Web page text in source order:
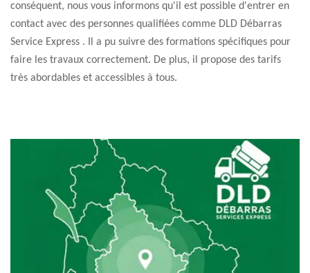
conséquent, nous vous informons qu'il est possible d'entrer en
contact avec des personnes qualifiées comme DLD Débarras
Service Express . Il a pu suivre des formations spécifiques pour
faire les travaux correctement. De plus, il propose des tarifs
très abordables et accessibles à tous.